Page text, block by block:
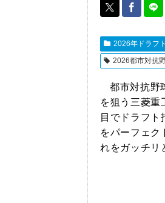
2026年ドラフ
2026都市対抗
都市対抗野
を狙う三菱重
目でドラフト
をパーフェク
れをガッチリ